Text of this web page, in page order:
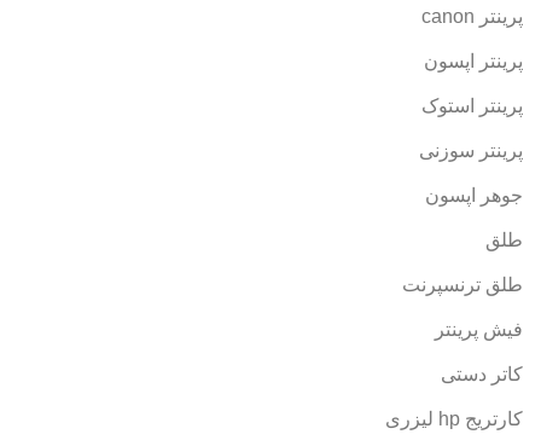
پرینتر canon
پرینتر اپسون
پرینتر استوک
پرینتر سوزنی
جوهر اپسون
طلق
طلق ترنسپرنت
فیش پرینتر
کاتر دستی
کارتریج hp لیزری